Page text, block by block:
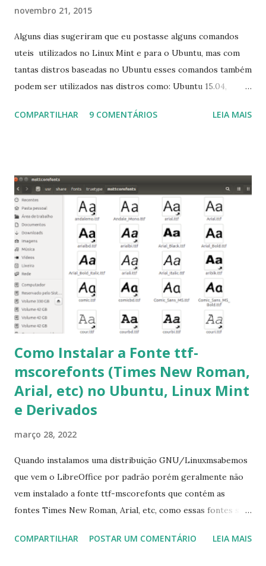
novembro 21, 2015
Alguns dias sugeriram que eu postasse alguns comandos
uteis utilizados no Linux Mint e para o Ubuntu, mas com
tantas distros baseadas no Ubuntu esses comandos também
podem ser utilizados nas distros como: Ubuntu 15.04,
Linux Mint 17, Pinguy OS 14.04, Elementary OS 0.3, Deepin
para usuários iniciantes... 1- Atualizar a lista de pacotes: $
sudo apt-get update 2- Atualizar toda a distro: $ sudo apt-
get -f dist-upgrade ou update-manager -d -c 3- Instalar
pacotes: $ sudo apt-get install [nome do pacote] 4-
Procurar arquivos corrompidos: $ sudo apt-get check 5-
Corrigir problemas de dependências, concluir instalação de
pacotes pendentes e outros erros: $ sudo apt-get -f install
6- Se o comando sudo apt-get -f install nã...
COMPARTILHAR 9 COMENTÁRIOS LEIA MAIS
Como Instalar a Fonte ttf-
mscorefonts (Times New Roman,
Arial, etc) no Ubuntu, Linux Mint
e Derivados
março 28, 2022
Quando instalamos uma distribuição GNU/Linuxmsabemos
que vem o LibreOffice por padrão porém geralmente não
vem instalado a fonte ttf-mscorefonts que contém as
fontes Times New Roman, Arial, etc, como essas fontes são
a Associação Brasileira de Normas Técnicas (ABNT), exige
COMPARTILHAR POSTAR UM COMENTÁRIO LEIA MAIS